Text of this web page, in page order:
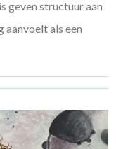
geven structuur aan
aanvoelt als een